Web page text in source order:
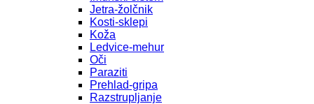
Jetra-žolčnik
Kosti-sklepi
Koža
Ledvice-mehur
Oči
Paraziti
Prehlad-gripa
Razstrupljanje